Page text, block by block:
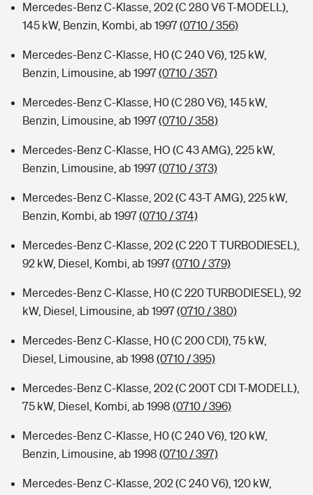
Mercedes-Benz C-Klasse, 202 (C 280 V6 T-MODELL),
145 kW, Benzin, Kombi, ab 1997(0710 / 356)
Mercedes-Benz C-Klasse, H0 (C 240 V6), 125 kW,
Benzin, Limousine, ab 1997(0710 / 357)
Mercedes-Benz C-Klasse, H0 (C 280 V6), 145 kW,
Benzin, Limousine, ab 1997(0710 / 358)
Mercedes-Benz C-Klasse, HO (C 43 AMG), 225 kW,
Benzin, Limousine, ab 1997(0710 / 373)
Mercedes-Benz C-Klasse, 202 (C 43-T AMG), 225 kW,
Benzin, Kombi, ab 1997(0710 / 374)
Mercedes-Benz C-Klasse, 202 (C 220 T TURBODIESEL),
92 kW, Diesel, Kombi, ab 1997(0710 / 379)
Mercedes-Benz C-Klasse, H0 (C 220 TURBODIESEL), 92
kW, Diesel, Limousine, ab 1997(0710 / 380)
Mercedes-Benz C-Klasse, H0 (C 200 CDI), 75 kW,
Diesel, Limousine, ab 1998 (0710 / 395)
Mercedes-Benz C-Klasse, 202 (C 200T CDI T-MODELL),
75 kW, Diesel, Kombi, ab 1998 (0710 / 396)
Mercedes-Benz C-Klasse, H0 (C 240 V6), 120 kW,
Benzin, Limousine, ab 1998 (0710 / 397)
Mercedes-Benz C-Klasse, 202 (C 240 V6), 120 kW,